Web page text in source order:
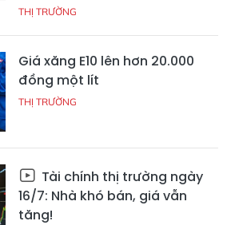
THỊ TRƯỜNG
Giá xăng E10 lên hơn 20.000
đồng một lít
THỊ TRƯỜNG
Tài chính thị trường ngày
16/7: Nhà khó bán, giá vẫn
tăng!